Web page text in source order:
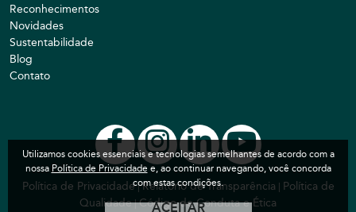
Reconhecimentos
Novidades
Sustentabilidade
Blog
Contato
Política de Privacidade|Relatório de Transparência
Política de
Qualidade|Código de Conduta e Ética
Utilizamos cookies essenciais e tecnologias semelhantes de acordo com a
nossa Política de Privacidade e, ao continuar navegando, você concorda
com estas condições.
ACEITAR